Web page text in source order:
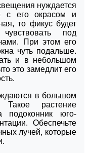
нуждается
с его окрасом и
то фикус будет
под
При этом его
чуть подальше.
и в небольшом
это замедлит его
в большом
Такое растение
подоконник юго-
Обеспечьте
лучей, которые